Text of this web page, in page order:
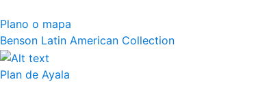
Plano o mapa
Benson Latin American Collection
Plan de Ayala